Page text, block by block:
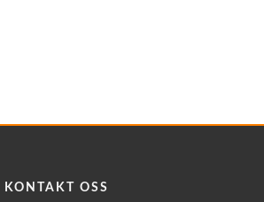
KONTAKT OSS